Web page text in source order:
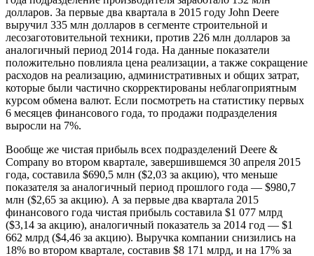
долларов. За первые два квартала в 2015 году John Deere
выручил 335 млн долларов в сегменте строительной и
лесозаготовительной техники, против 226 млн долларов за
аналогичный период 2014 года. На данные показатели
положительно повлияла цена реализации, а также сокращение
расходов на реализацию, административных и общих затрат,
которые были частично скорректированы неблагоприятным
курсом обмена валют. Если посмотреть на статистику первых
6 месяцев финансового года, то продажи подразделения
выросли на 7%.
Вообще же чистая прибыль всех подразделений Deere &
Company во втором квартале, завершившемся 30 апреля 2015
года, составила $690,5 млн ($2,03 за акцию), что меньше
показателя за аналогичный период прошлого года — $980,7
млн ($2,65 за акцию). А за первые два квартала 2015
финансового года чистая прибыль составила $1 077 млрд
($3,14 за акцию), аналогичный показатель за 2014 год — $1
662 млрд ($4,46 за акцию). Выручка компании снизились на
18% во втором квартале, составив $8 171 млрд, и на 17% за